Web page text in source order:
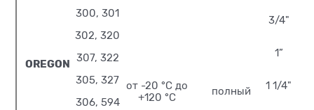
OREGON
300, 301
302, 320
307, 322
305, 327
306, 594
от -20 °С до
+120 °С
полный
3/4"
1”
1 1/4"